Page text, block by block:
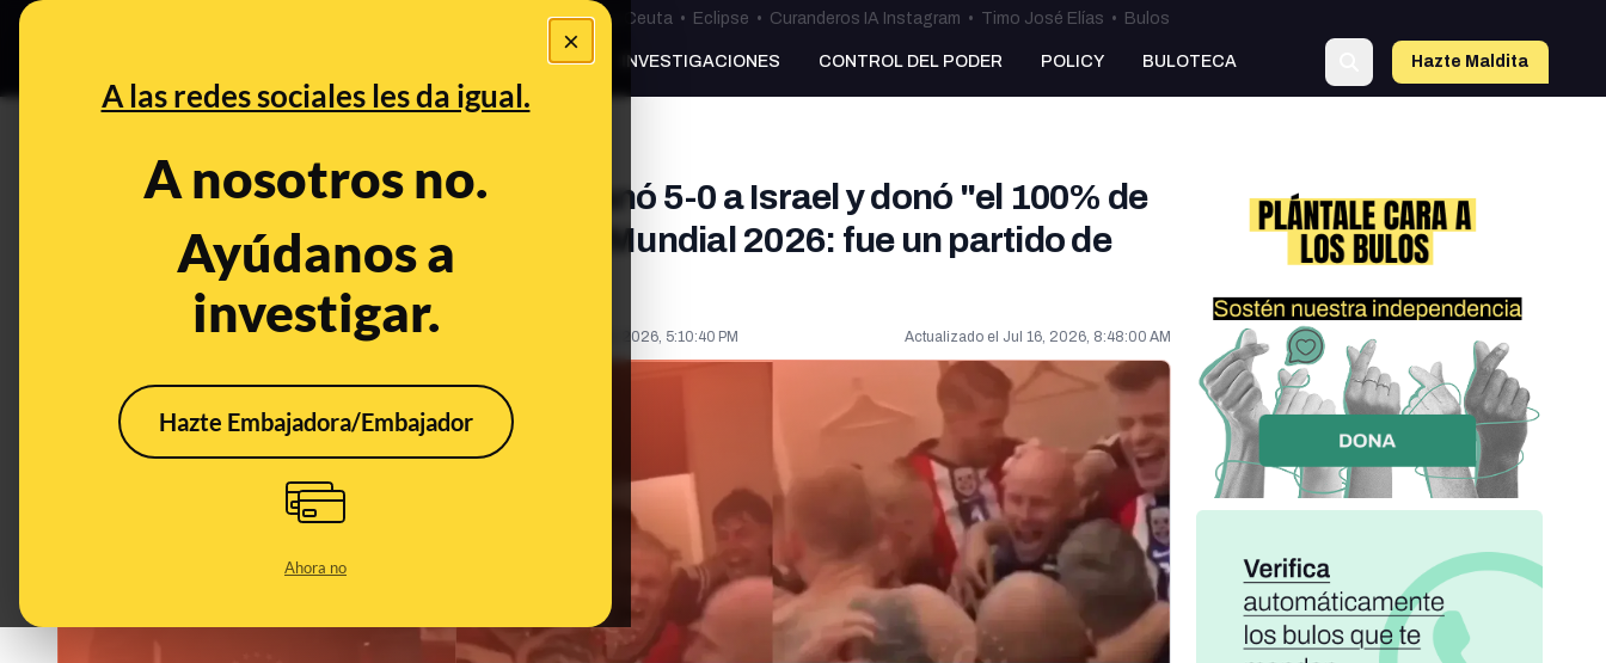
×
A las redes sociales les da igual.
A nosotros no.
Ayúdanos a
investigar.
Hazte Embajadora/Embajador
Ahora no
Especial Ceuta•Bulos Ceuta • Eclipse • Curanderos IA Instagram • Timo José Elías • Bulos
PREBUNKING INVESTIGACIONES CONTROL DEL PODER POLICY BULOTECA Hazte Maldita
No, el partido en el que Noruega ganó 5-0 a Israel y donó "el 100% de
los ingresos" a Palestina no es del Mundial 2026: fue un partido de
clasificación en 2025
Guerra y conflictos armados Deporte Jun 18, 2026, 5:10:40 PM Actualizado el Jul 16, 2026, 8:48:00 AM
FALSO